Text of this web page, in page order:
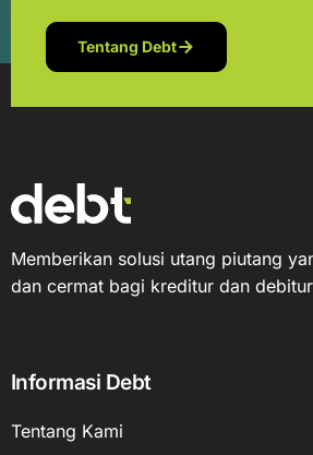
Tentang Debt
Memberikan solusi utang piutang
dan cermat bagi kreditur dan
Informasi Debt
Tentang Kami